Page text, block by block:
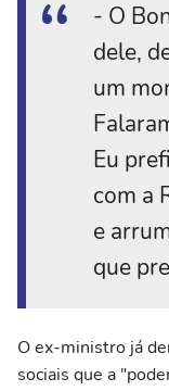
- O
dele,
um
Eu
com a
e
que
O ex-ministro já
sociais que a